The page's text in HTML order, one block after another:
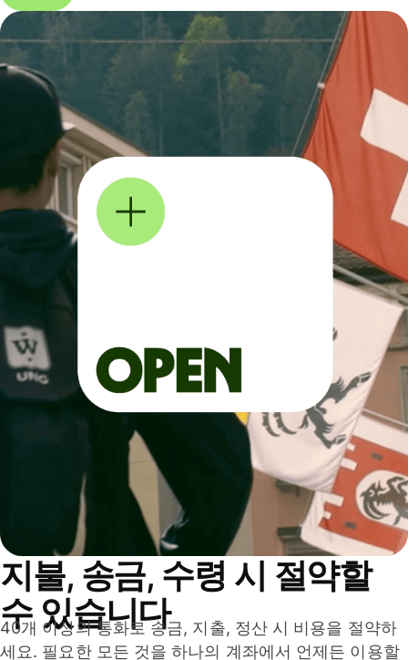
지불, 송금, 수령 시 절약할
수 있습니다
40개 이상의 통화로 송금, 지출, 정산 시 비용을 절약하
세요. 필요한 모든 것을 하나의 계좌에서 언제든 이용할